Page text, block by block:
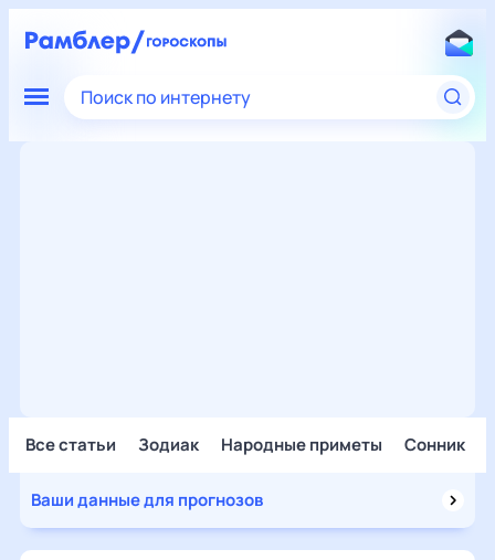
Поиск по интернету
Все статьи Зодиак Народные приметы Сонник
Ваши данные для прогнозов